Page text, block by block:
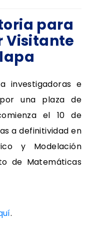
para
Visitante
investigadoras e
una plaza de
el 10 de
a definitividad en
y Modelación
de Matemáticas
.